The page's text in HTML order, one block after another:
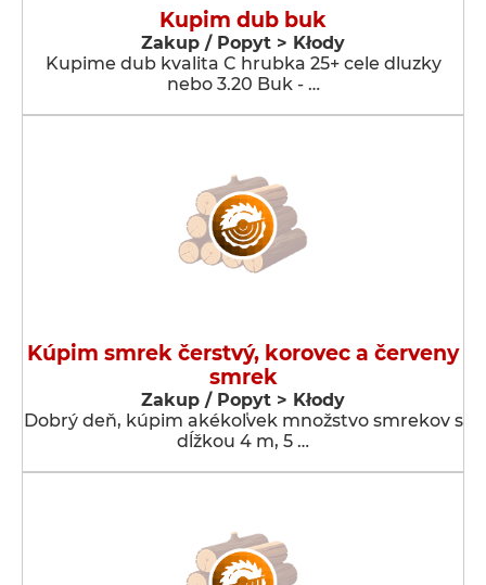
Kupim dub buk
Zakup / Popyt > Kłody
Kupime dub kvalita C hrubka 25+ cele dluzky
nebo 3.20 Buk - …
Kúpim smrek čerstvý, korovec a červeny
smrek
Zakup / Popyt > Kłody
Dobrý deň, kúpim akékoľvek množstvo smrekov s
dĺžkou 4 m, 5 …